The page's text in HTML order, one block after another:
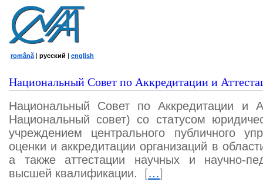
română | русский | english
Национальный Совет по Аккредитации и
Национальный Совет по Аккредитации и
Национальный совет) со статусом
учреждением центрального публичного
оценки и аккредитации организаций в
а также аттестации научных и научно-
высшей квалификации.
[…]